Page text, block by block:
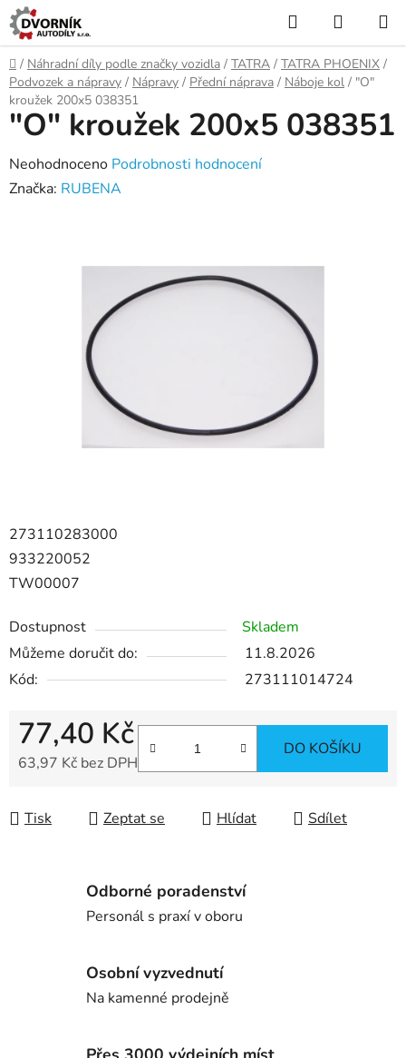
Přejít
na
obsah
Hledat
KOŠÍK
Domů
/ Náhradní díly podle značky vozidla / TATRA / TATRA PHOENIX /
Podvozek a nápravy / Nápravy / Přední náprava / Náboje kol / "O"
kroužek 200x5 038351
273110283000
933220052
TW00007
Dostupnost
Skladem
Můžeme doručit do:
11.8.2026
Kód:
273111014724
77,40 Kč
63,97 Kč bez DPH
DO KOŠÍKU
Tisk Zeptat se Hlídat Sdílet
"O" kroužek 200x5 038351
Průměrné
hodnocení
Neohodnoceno Podrobnosti hodnocení
Značka: RUBENA
Odborné poradenství
Personál s praxí v oboru
Osobní vyzvednutí
Na kamenné prodejně